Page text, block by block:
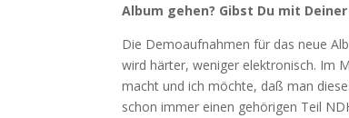
Album gehen? Gibst Du mit
Die Demoaufnahmen für das neue
wird härter, weniger elektronisch. Im
macht und ich möchte, daß man
schon immer einen gehörigen Teil